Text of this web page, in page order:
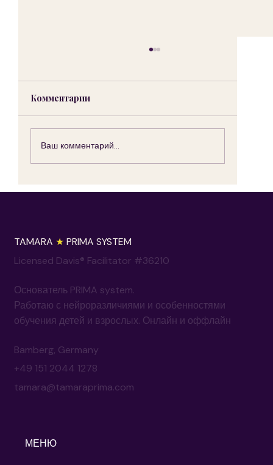
Первые признаки дислексии
Комментарии
Ваш комментарий...
TAMARA ★ PRIMA SYSTEM
Licensed Davis® Facilitator #36210
Основатель PRIMA system.
Работаю с нейроразличиями и особенностями
обучения детей и взрослых. Онлайн и оффлайн
Bamberg, Germany
+49 151 2044 1278
tamara@tamaraprima.com
МЕНЮ